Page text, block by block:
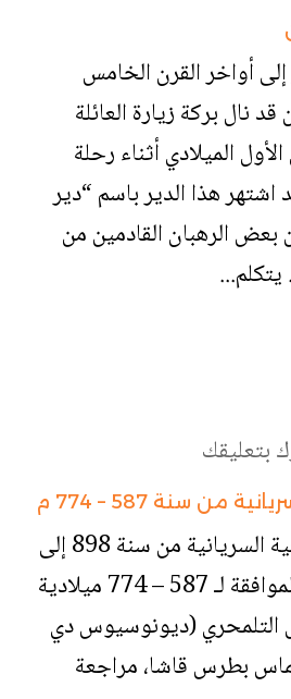
أواخر القرن الخامس
نال بركة زيارة العائلة
الميلادي أثناء رحلة
هذا الدير باسم “دير
الرهبان القادمين من
بتعليقك
من سنة 587 – 774 م
كتاب الوقائع التاريخية السريانية من سنة 898 إلى
سنة 1085 يونانية الموافقة لـ 587 – 774 ميلادية
التلمحري (ديونوسيوس دي
بطرس قاشا، مراجعة